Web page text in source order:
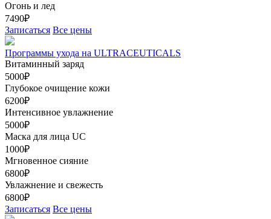
Огонь и лед
7490₽
Записаться Все цены
Программы ухода на ULTRACEUTICALS
Витаминный заряд
5000₽
Глубокое очищение кожи
6200₽
Интенсивное увлажнение
5000₽
Маска для лица UC
1000₽
Мгновенное сияние
6800₽
Увлажнение и свежесть
6800₽
Записаться Все цены